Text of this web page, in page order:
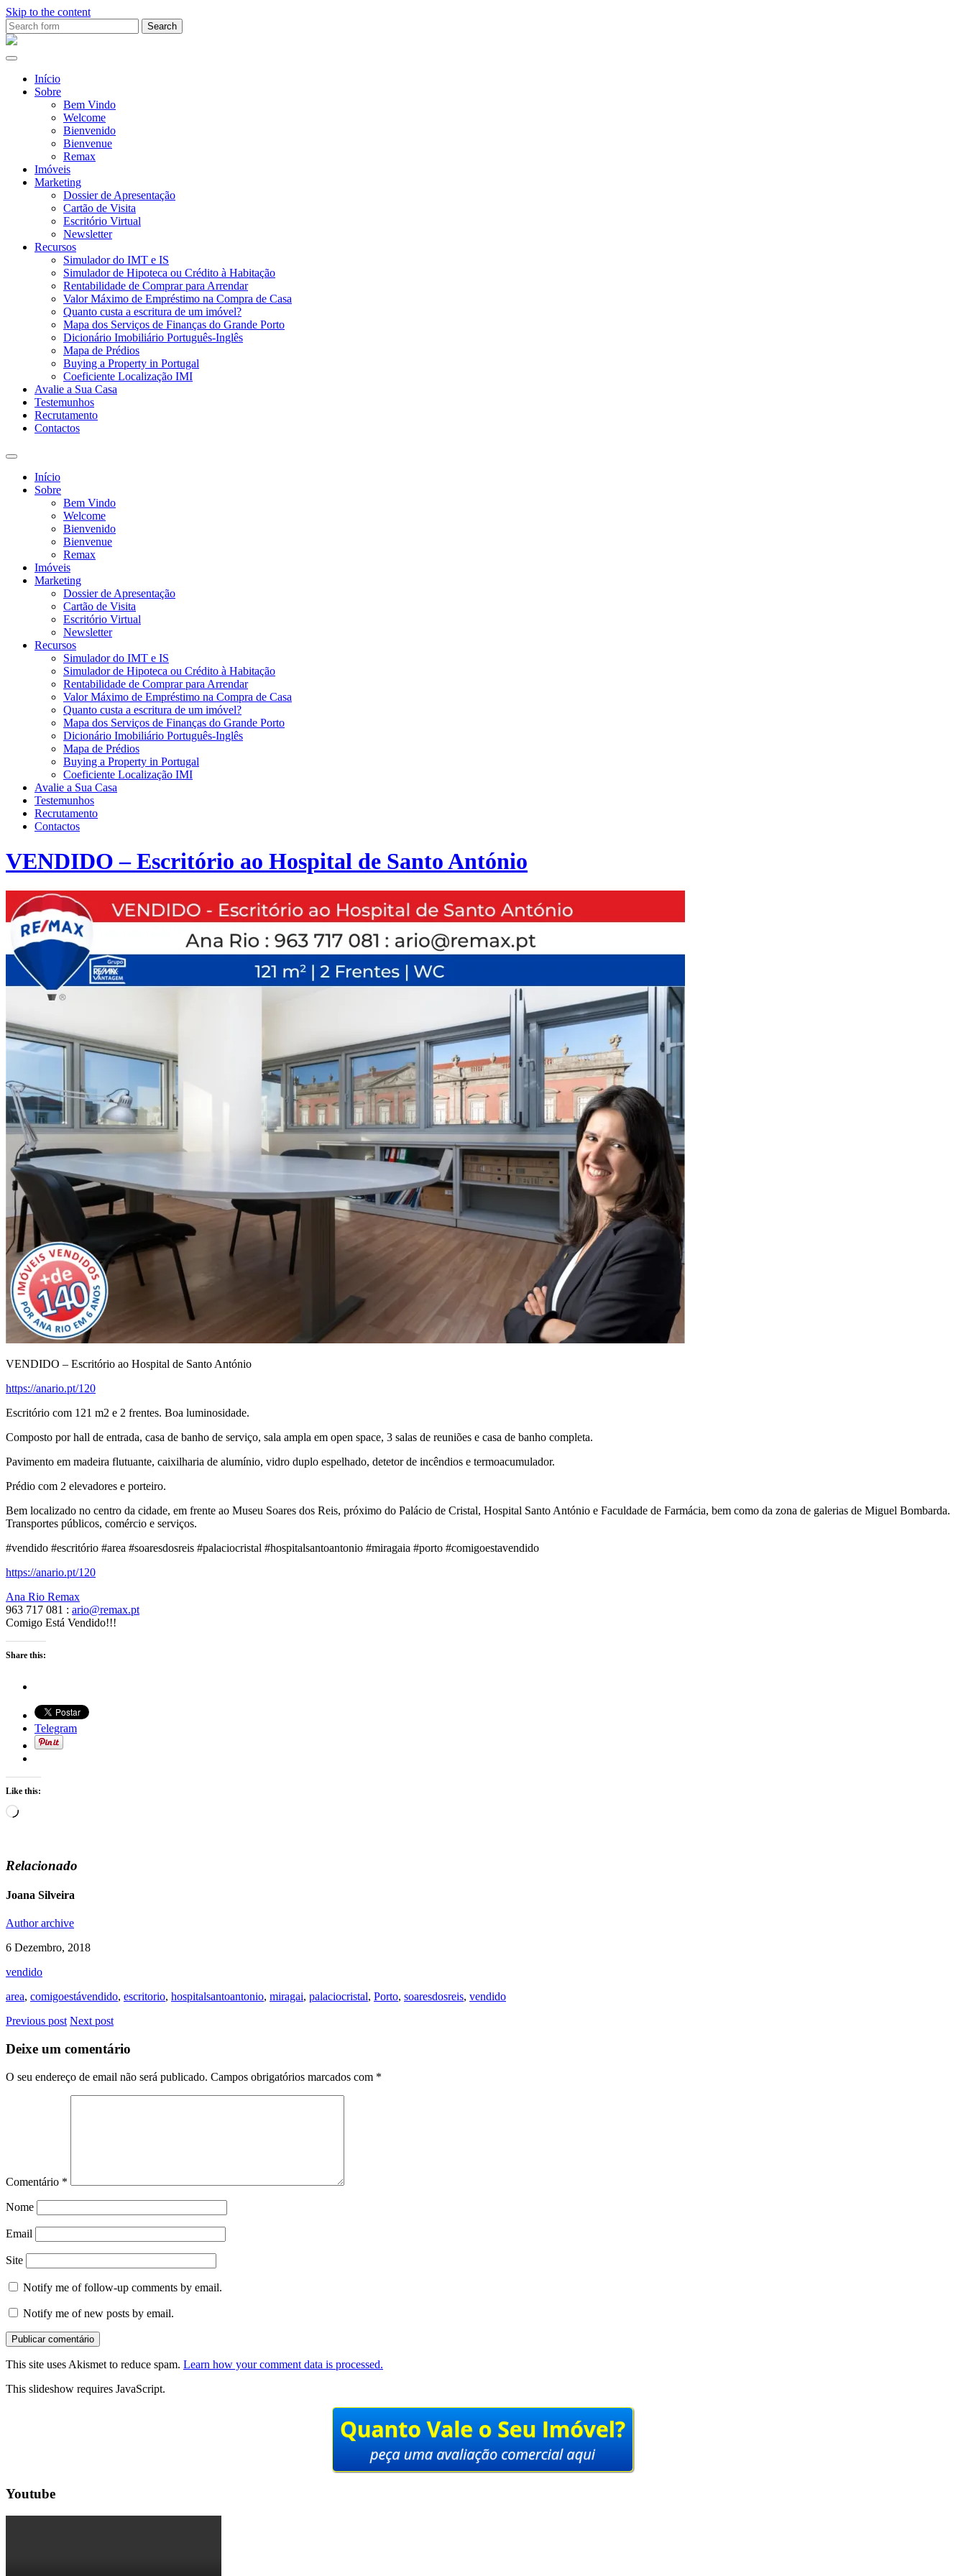
Skip to the content
Search
for:Ana
Início
Sobre
Bem Vindo
Welcome
Bienvenido
Bienvenue
Remax
Imóveis
Marketing
Dossier de Apresentação
Cartão de Visita
Escritório Virtual
Newsletter
Recursos
Simulador do IMT e IS
Simulador de Hipoteca ou Crédito à Habitação
Rentabilidade de Comprar para Arrendar
Valor Máximo de Empréstimo na Compra de Casa
Quanto custa a escritura de um imóvel?
Mapa dos Serviços de Finanças do Grande Porto
Dicionário Imobiliário Português-Inglês
Mapa de Prédios
Buying a Property in Portugal
Coeficiente Localização IMI
Avalie a Sua Casa
Testemunhos
Recrutamento
Contactos
Toggle
search
field
Início
Sobre
Bem Vindo
Welcome
Bienvenido
Bienvenue
Remax
Imóveis
Marketing
Dossier de Apresentação
Cartão de Visita
Escritório Virtual
Newsletter
Recursos
Simulador do IMT e IS
Simulador de Hipoteca ou Crédito à Habitação
Rentabilidade de Comprar para Arrendar
Valor Máximo de Empréstimo na Compra de Casa
Quanto custa a escritura de um imóvel?
Mapa dos Serviços de Finanças do Grande Porto
Dicionário Imobiliário Português-Inglês
Mapa de Prédios
Buying a Property in Portugal
Coeficiente Localização IMI
Avalie a Sua Casa
Testemunhos
Recrutamento
Contactos
VENDIDO – Escritório ao Hospital de Santo António
VENDIDO – Escritório ao Hospital de Santo António
https://anario.pt/120
Escritório com 121 m2 e 2 frentes. Boa luminosidade.
Composto por hall de entrada, casa de banho de serviço, sala ampla em open space, 3 salas de reuniões e casa de banho completa.
Pavimento em madeira flutuante, caixilharia de alumínio, vidro duplo espelhado, detetor de incêndios e termoacumulador.
Prédio com 2 elevadores e porteiro.
Bem localizado no centro da cidade, em frente ao Museu Soares dos Reis, próximo do Palácio de Cristal, Hospital Santo António e Faculdade de Farmácia, bem como da zona de galerias de Miguel Bombarda.
Transportes públicos, comércio e serviços.
#vendido #escritório #area #soaresdosreis #palaciocristal #hospitalsantoantonio #miragaia #porto #comigoestavendido
https://anario.pt/120
Ana Rio Remax
963 717 081 : ario@remax.pt
Comigo Está Vendido!!!
Share this:
Telegram
Like this:
Loading…
Relacionado
Joana Silveira
Author archive
6 Dezembro, 2018
vendido
area, comigoestávendido, escritorio, hospitalsantoantonio, miragai, palaciocristal, Porto, soaresdosreis, vendido
Previous post Next post
Deixe um comentário
O seu endereço de email não será publicado. Campos obrigatórios marcados com *
Comentário *
Nome
Email
Site
Notify me of follow-up comments by email.
Notify me of new posts by email.
This site uses Akismet to reduce spam. Learn how your comment data is processed.
This slideshow requires JavaScript.
Youtube